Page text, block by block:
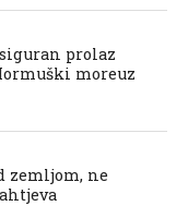
prolaz
moreuz
zemljom, ne